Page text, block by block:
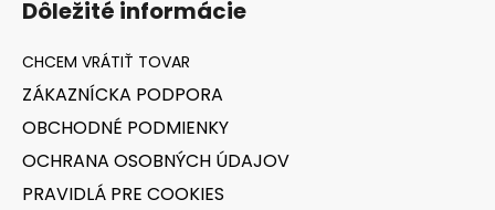
Dôležité informácie
ZÁKAZNÍCKA PODPORA
OBCHODNÉ PODMIENKY
OCHRANA OSOBNÝCH ÚDAJOV
PRAVIDLÁ PRE COOKIES